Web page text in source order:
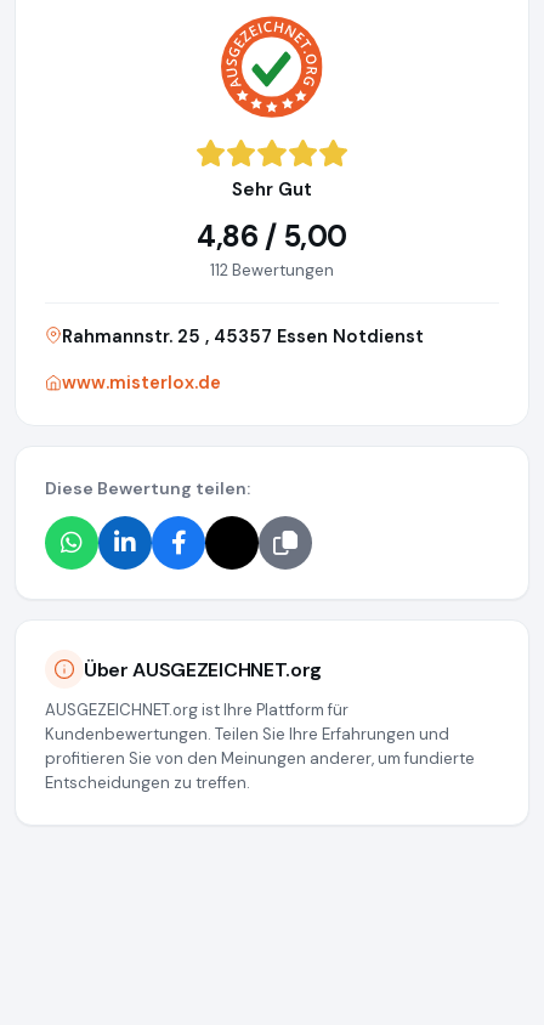
Sehr Gut
4,86 / 5,00
112 Bewertungen
Rahmannstr. 25 , 45357 Essen Notdienst
www.misterlox.de
Diese Bewertung teilen:
Über AUSGEZEICHNET.org
AUSGEZEICHNET.org ist Ihre Plattform für
Kundenbewertungen. Teilen Sie Ihre Erfahrungen und
profitieren Sie von den Meinungen anderer, um fundierte
Entscheidungen zu treffen.